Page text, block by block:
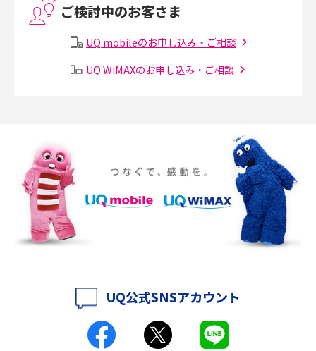
Threads（スレッズ）とは？主な機能や登録方法、投稿の仕方を解説
Instagram（インスタグラム）でスクショするとバレる？バレるケースや撮
iPhone 16eとiPhone SE（第3世代）の違いは？サイズやスペックを比較し
て解説
iPhone 16eとiPhone 14を徹底比較！スペック・機能の違いをわかりやすく
紹介
iPhone 16とiPhone 15の違いは？カメラ・スペック・機能を徹底比較
iPhoneの機種変更のやり方は？事前準備・手順やデータ移行方法をわかり
ご検討中のお客さま
UQ mobileのお申し込み・ご相談
UQ WiMAXのお申し込み・ご相談
UQ公式SNSアカウント